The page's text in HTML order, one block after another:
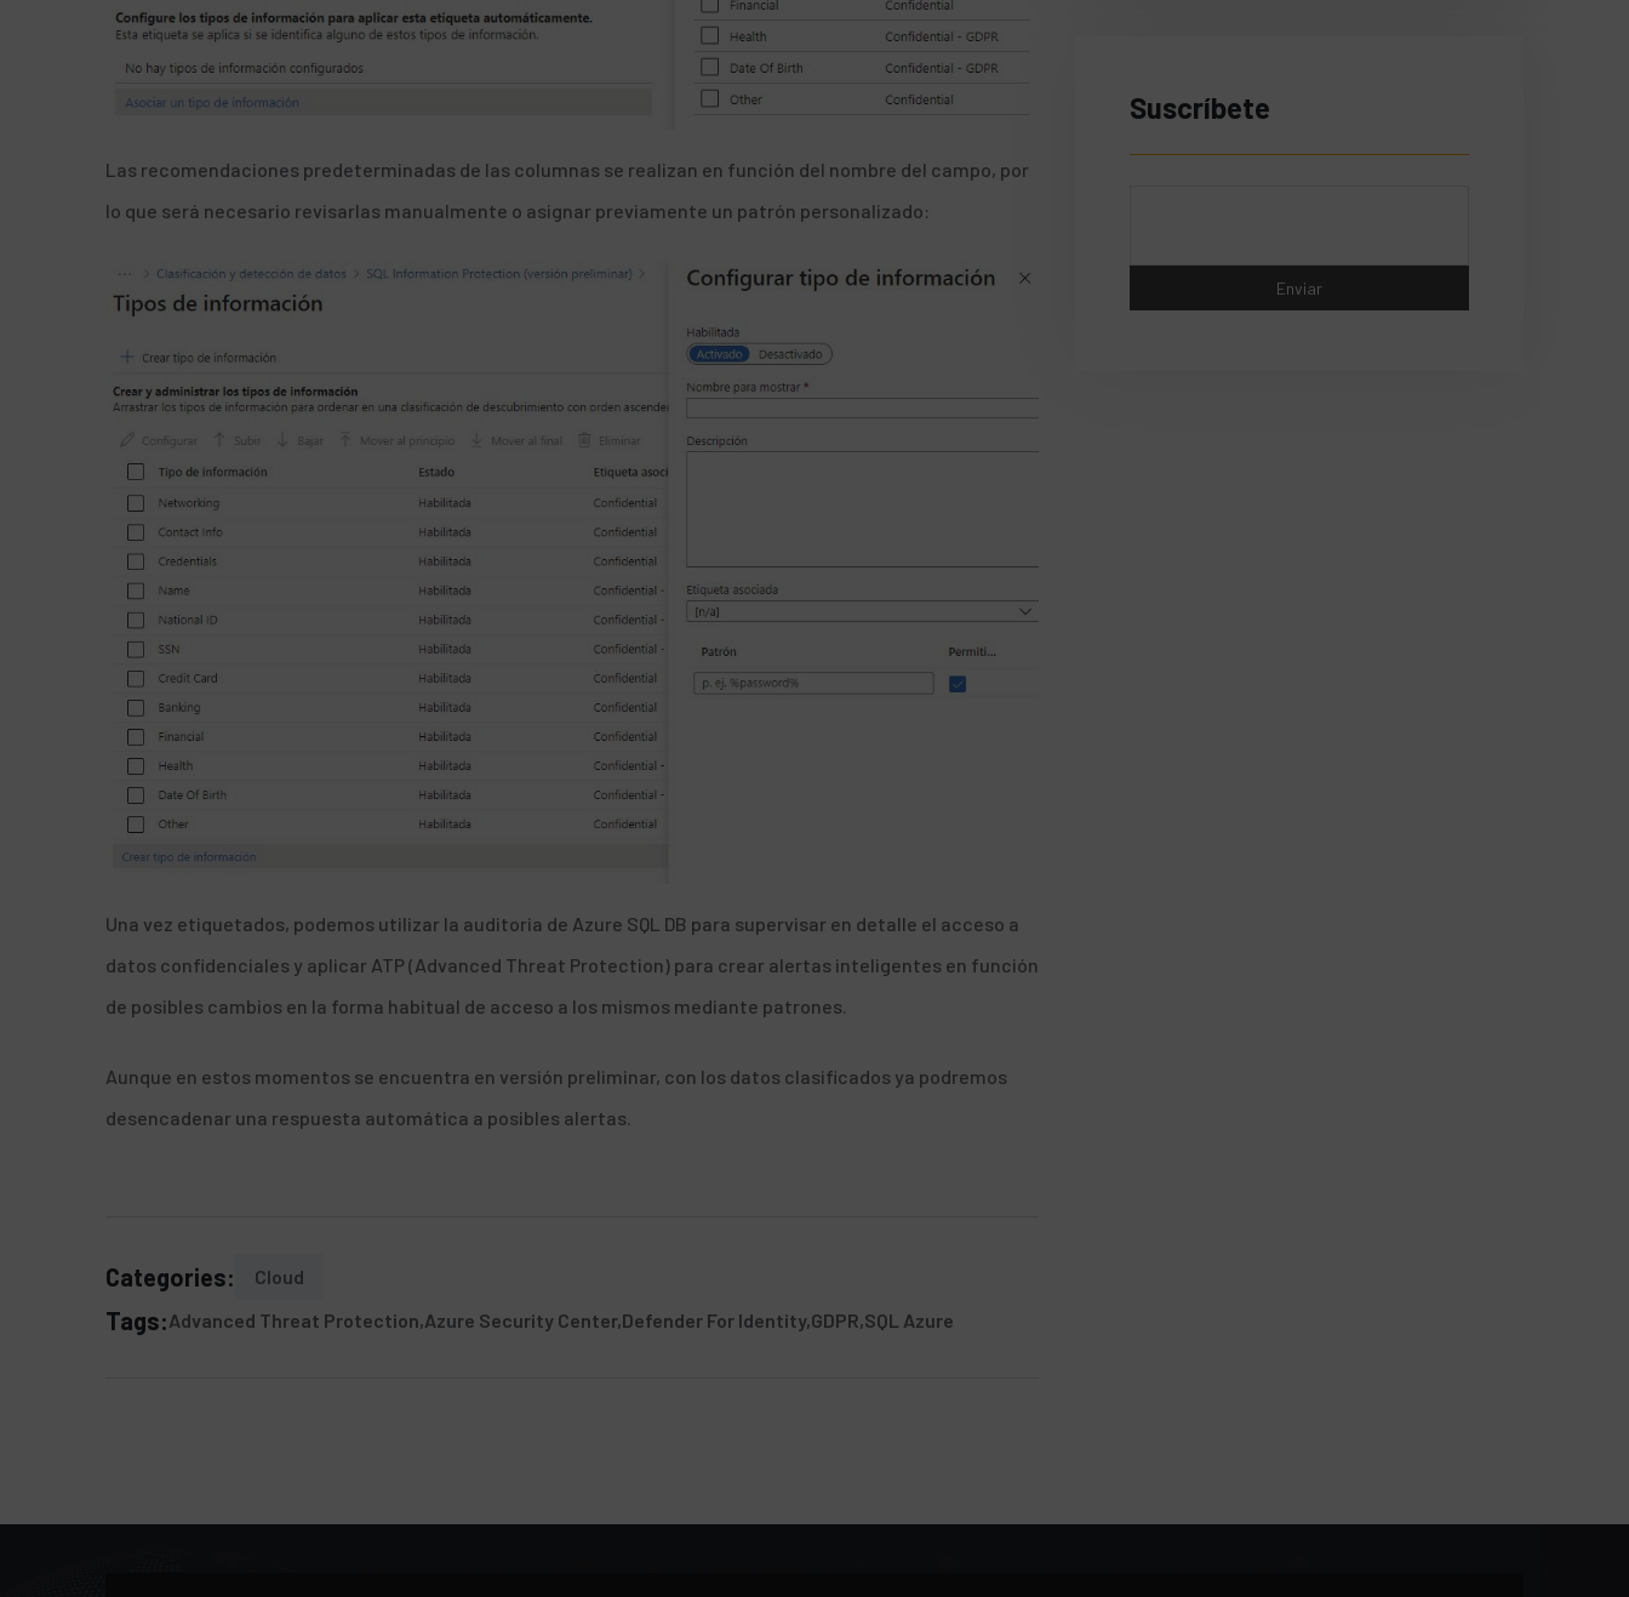
Las recomendaciones predeterminadas de las columnas se realizan en función del nombre del campo, por
lo que será necesario revisarlas manualmente o asignar previamente un patrón personalizado:
Una vez etiquetados, podemos utilizar la auditoria de Azure SQL DB para supervisar en detalle el acceso a
datos confidenciales y aplicar ATP (Advanced Threat Protection) para crear alertas inteligentes en función
de posibles cambios en la forma habitual de acceso a los mismos mediante patrones.
Aunque en estos momentos se encuentra en versión preliminar, con los datos clasificados ya podremos
desencadenar una respuesta automática a posibles alertas.
Categories: Cloud
Tags:Advanced Threat Protection Azure Security Center Defender For Identity GDPR SQL Azure
Suscríbete